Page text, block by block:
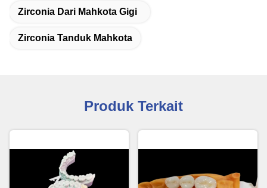
Zirconia Dari Mahkota Gigi
Zirconia Tanduk Mahkota
Produk Terkait